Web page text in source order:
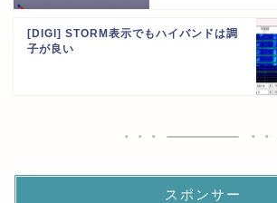
[DIGI] STORM表示でもハイバンドは調
子が良い
スポンサー